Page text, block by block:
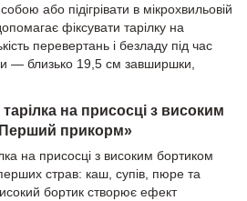
або підігрівати в мікрохвильовій
фіксувати тарілку на
перевертань і безладу під час
— близько 19,5 см завширшки,
на присосці з високим
прикорм»
на присосці з високим бортиком
страв: каш, супів, пюре та
бортик створює ефект